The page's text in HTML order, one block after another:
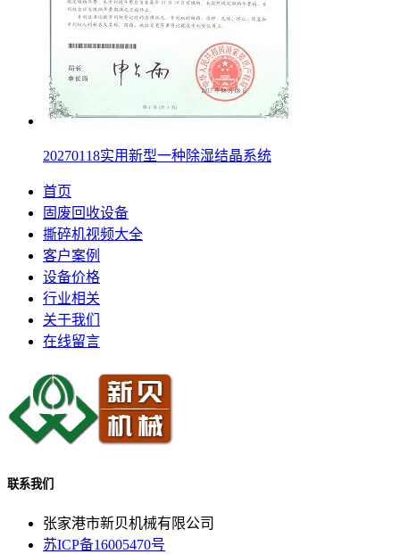
20270118实用新型一种除湿结晶系统
首页
固废回收设备
撕碎机视频大全
客户案例
设备价格
行业相关
关于我们
在线留言
联系我们
张家港市新贝机械有限公司
苏ICP备16005470号